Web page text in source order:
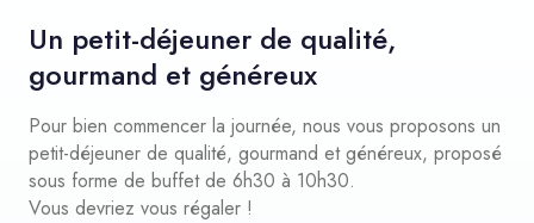
Un petit-déjeuner de qualité,
gourmand et généreux
Pour bien commencer la journée, nous vous proposons un
petit-déjeuner de qualité, gourmand et généreux, proposé
sous forme de buffet de 6h30 à 10h30.
Vous devriez vous régaler !